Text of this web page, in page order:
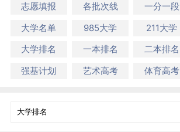
志愿填报
各批次线 一分一段
大学名单
985大学 211大学
大学排名
一本排名 二本排名
强基计划
艺术高考 体育高考